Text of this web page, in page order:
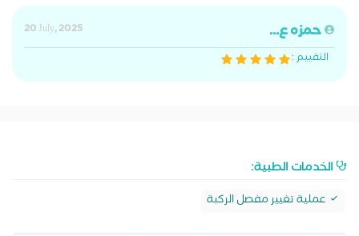
حمزه ع...
20 July, 2025
التقييم :
الخدمات الطبية:
عملية تغيير مفصل الركبة